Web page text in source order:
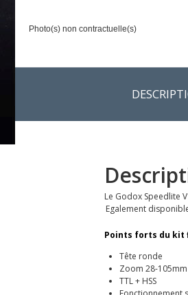
Photo(s) non contractuelle(s)
Le Godox Speedlite
Egalement
Points forts du kit
Tête ronde
Zoom 28-105mm
TTL + HSS